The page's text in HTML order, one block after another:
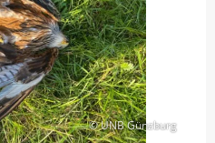
© UNB Günzburg